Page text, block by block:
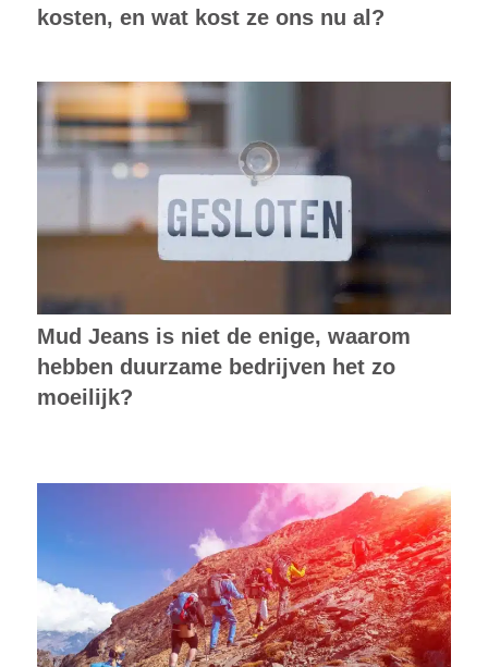
kosten, en wat kost ze ons nu al?
Mud Jeans is niet de enige, waarom
hebben duurzame bedrijven het zo
moeilijk?